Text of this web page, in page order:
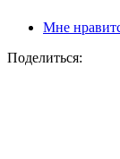
Мне
Поделиться: